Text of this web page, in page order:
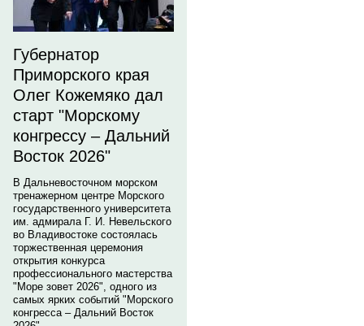
Губернатор
Приморского края
Олег Кожемяко дал
старт "Морскому
конгрессу – Дальний
Восток 2026"
В Дальневосточном морском
тренажерном центре Морского
государственного университета
им. адмирала Г. И. Невельского
во Владивостоке состоялась
торжественная церемония
открытия конкурса
профессионального мастерства
"Море зовет 2026", одного из
самых ярких событий "Морского
конгресса – Дальний Восток